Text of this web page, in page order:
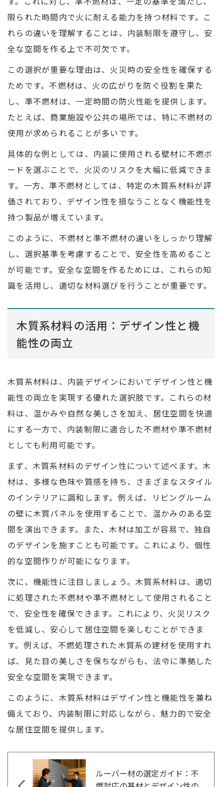
限られた時間内で火に耐える能力を持つ材料です。こ
れらの違いを理解することは、内装制限を遵守し、安
全な空間を作る上で不可欠です。
この選択が重要な理由は、火災時の安全性を確保する
ためです。不燃材は、火の広がりを防ぐ役割を果た
し、準不燃材は、一定時間の防火性能を提供します。
たとえば、商業施設や公共の場所では、特に不燃材の
使用が求められることが多いです。
具体的な例としては、内装に使用される壁材に不燃ボ
ードを選ぶことで、火災のリスクを大幅に低減できま
す。一方、準不燃材としては、特定の木質系材料が評
価されており、デザイン性を損なうことなく機能性を
持つ製品が増えています。
このように、不燃材と準不燃材の違いをしっかり理解
し、選択基準を考慮することで、安全性を高めること
が可能です。安全な空間を作るためには、これらの知
識を活用し、適切な材料選びを行うことが重要です。
木質系材料の活用：デザイン性と機
能性の両立
木質系材料は、内装デザインにおいてデザイン性と機
能性の両立を実現する優れた選択肢です。これらの材
料は、温かみや自然な美しさを加え、居住空間を快適
にする一方で、内装制限に適合した不燃材や準不燃材
としても利用可能です。
まず、木質系材料のデザイン性について述べます。木
材は、多様な色味や質感を持ち、さまざまなスタイル
のインテリアに調和します。例えば、リビングルーム
の壁に木質パネルを使用することで、温かみのある空
間を演出できます。また、木材は加工が容易で、独自
のデザインを施すことも可能です。これにより、個性
的な空間作りが可能になります。
次に、機能性に注目しましょう。木質系材料は、適切
に処理された不燃材や準不燃材として使用されること
で、安全性を確保できます。これにより、火災リスク
を低減し、安心して居住空間を楽しむことができま
す。例えば、不燃処理された木質系の建材を使用すれ
ば、見た目の美しさを保ちながらも、法令に準拠した
安全な空間を実現できます。
このように、木質系材料はデザイン性と機能性を兼ね
備えており、内装制限に対応しながら、魅力的で安全
な居住空間を提供します。
ルーバー材の選定ガイド：不